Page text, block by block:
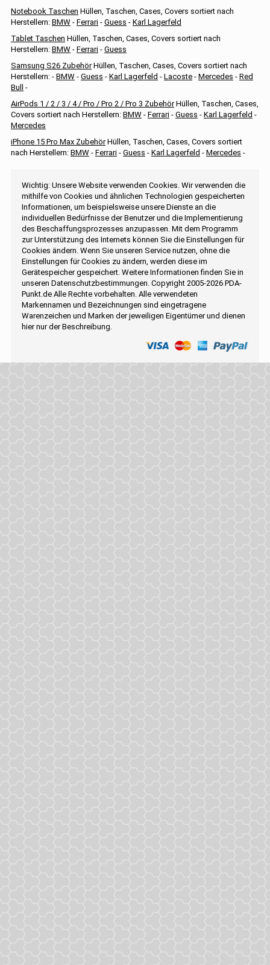
Notebook Taschen Hüllen, Taschen, Cases, Covers sortiert nach
Herstellern: BMW - Ferrari - Guess - Karl Lagerfeld
Tablet Taschen Hüllen, Taschen, Cases, Covers sortiert nach
Herstellern: BMW - Ferrari - Guess
Samsung S26 ZubehörHüllen, Taschen, Cases, Covers sortiert nach
Herstellern: - BMW - Guess - Karl Lagerfeld - Lacoste - Mercedes - Red
Bull
-
AirPods 1 / 2 / 3 / 4 / Pro / Pro 2 / Pro 3 ZubehörHüllen, Taschen, Cases,
Covers sortiert nach Herstellern: BMW - Ferrari - Guess - Karl Lagerfeld -
Mercedes
iPhone 15 Pro Max ZubehörHüllen, Taschen, Cases, Covers sortiert
nach Herstellern: BMW - Ferrari - Guess - Karl Lagerfeld - Mercedes -
Wichtig: Unsere Website verwenden Cookies. Wir verwenden die
mithilfe von Cookies und ähnlichen Technologien gespeicherten
Informationen, um beispielsweise unsere Dienste an die
individuellen Bedürfnisse der Benutzer und die Implementierung
des Beschaffungsprozesses anzupassen. Mit dem Programm
zur Unterstützung des Internets können Sie die Einstellungen für
Cookies ändern. Wenn Sie unseren Service nutzen, ohne die
Einstellungen für Cookies zu ändern, werden diese im
Gerätespeicher gespeichert. Weitere Informationen finden Sie in
unseren Datenschutzbestimmungen. Copyright 2005-2026 PDA-
Punkt.de Alle Rechte vorbehalten. Alle verwendeten
Markennamen und Bezeichnungen sind eingetragene
Warenzeichen und Marken der jeweiligen Eigentümer und dienen
hier nur der Beschreibung.